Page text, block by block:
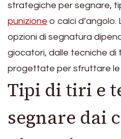
strategiche per segnare,
punizione o calci d’angolo.
opzioni di segnatura
giocatori, dalle tecniche di
progettate per sfruttare le
Tipi di tiri e
segnare dai